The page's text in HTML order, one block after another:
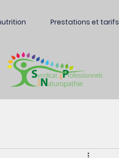
Prestations et tarifs